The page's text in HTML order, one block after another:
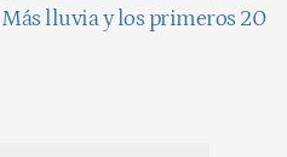
Más lluvia y los primeros 20